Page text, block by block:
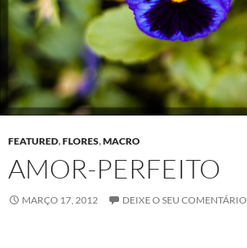
FEATURED,FLORES,MACRO
AMOR-PERFEITO
MARÇO 17, 2012 DEIXE O SEU COMENTÁRIO